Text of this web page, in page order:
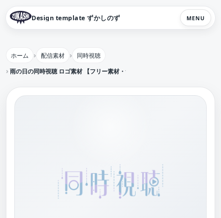
Design template ずかしのず MENU
ホーム 配信素材
同時視聴
雨の日の同時視聴 ロゴ素材 【フリー素材・サムネ素材】